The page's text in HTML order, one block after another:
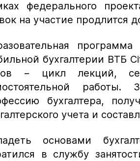
федерального
на участие продлится
программа
бухгалтерии ВТБ
− цикл лекций,
бухгалтера,
учета и
основами
в службу